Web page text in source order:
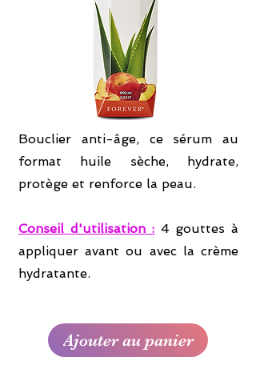
Bouclier anti-âge, ce sérum au
format huile sèche, hydrate,
protège et renforce la peau.
Conseil d'utilisation : 4 gouttes à
appliquer avant ou avec la crème
hydratante.
Ajouter au panier